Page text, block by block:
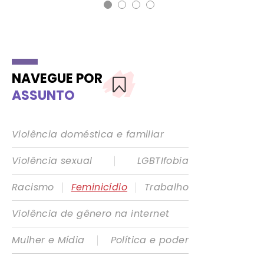
NAVEGUE POR
ASSUNTO
Violência doméstica e familiar
Violência sexual
|
LGBTIfobia
Racismo
| Feminicídio |
Trabalho
Violência de gênero na internet
Mulher e Mídia
|
Política e poder